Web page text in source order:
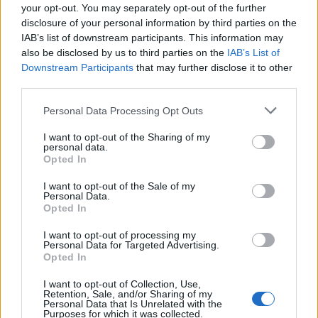
your opt-out. You may separately opt-out of the further
disclosure of your personal information by third parties on the
IAB’s list of downstream participants. This information may
also be disclosed by us to third parties on the IAB’s List of
Downstream Participants that may further disclose it to other
Personal Data Processing Opt Outs
I want to opt-out of the Sharing of my
personal data.
Opted In
I want to opt-out of the Sale of my
Personal Data.
Opted In
I want to opt-out of processing my
Personal Data for Targeted Advertising.
Opted In
I want to opt-out of Collection, Use,
Retention, Sale, and/or Sharing of my
Personal Data that Is Unrelated with the
Purposes for which it was collected.
DEIXA UNA RESPOSTA
Comentari:
Deseu el meu nom, el correu electrònic i el lloc web en
aquest navegador per a la propera vegada que comenti.